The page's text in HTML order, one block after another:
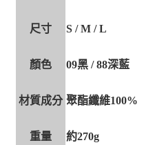
尺寸 S / M / L
顏色 09黑 / 88深藍
材質成分 聚酯纖維100%
重量 約270g